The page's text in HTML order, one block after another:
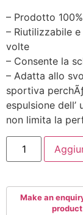
– Prodotto
– Riutilizzabile e
volte
– Consente la
– Adatta allo
sportiva
espulsione dell’
non limita la
MICO
SPORT
P4PMASK